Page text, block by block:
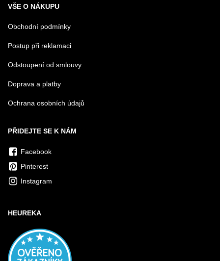
VŠE O NÁKUPU
Obchodní podmínky
Postup při reklamaci
Odstoupení od smlouvy
Doprava a platby
Ochrana osobních údajů
PŘIDEJTE SE K NÁM
Facebook
Pinterest
Instagram
HEUREKA